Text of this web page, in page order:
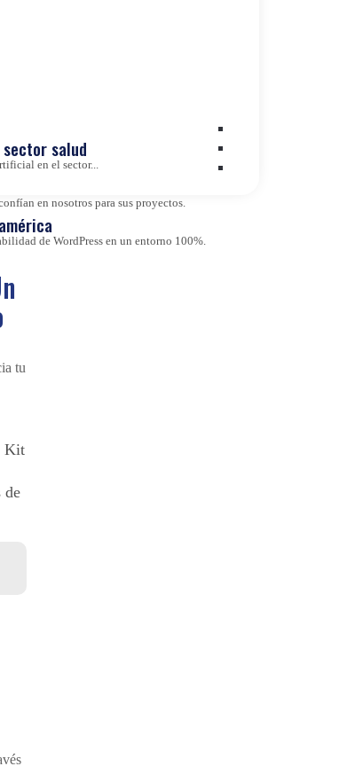
salud
en el sector...
en nosotros para sus proyectos.
de WordPress en un entorno 100%.
Kit
de